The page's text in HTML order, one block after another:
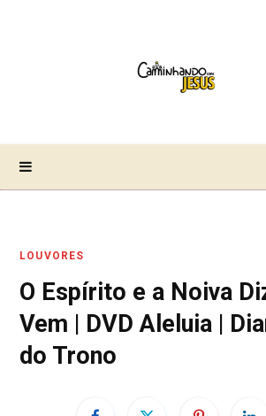
LOUVORES
O Espírito e a Noiva
Vem | DVD Aleluia |
do Trono